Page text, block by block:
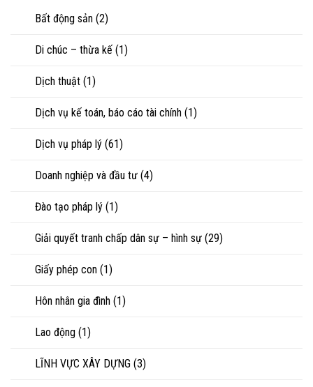
chấp
Bất động sản (2)
Di chúc – thừa kế (1)
Dịch thuật (1)
Dịch vụ kế toán, báo cáo tài chính (1)
Dịch vụ pháp lý (61)
Doanh nghiệp và đầu tư (4)
Đào tạo pháp lý (1)
Giải quyết tranh chấp dân sự – hình sự (29)
Giấy phép con (1)
Hôn nhân gia đình (1)
Lao động (1)
LĨNH VỰC XÂY DỰNG (3)